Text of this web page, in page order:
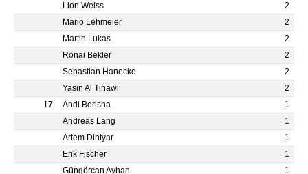
Lion Weiss
2
Mario Lehmeier
2
Martin Lukas
2
Ronai Bekler
2
Sebastian Hanecke
2
Yasin Al Tinawi
2
17
Andi Berisha
1
Andreas Lang
1
Artem Dihtyar
1
Erik Fischer
1
Güngörcan Ayhan
1